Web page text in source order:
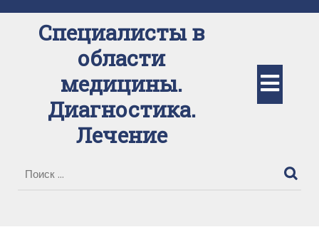
содержимомуСпециалисты в
области
медицины.
Диагностика.
Лечение